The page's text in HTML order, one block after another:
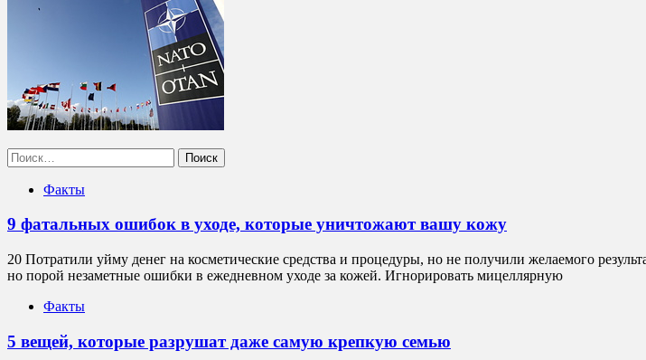
Найти:
Факты
9 фатальных ошибок в уходе, которые уничтожают вашу кожу
20 Потратили уйму денег на косметические средства и процедуры, но не получили желаемого
но порой незаметные ошибки в ежедневном уходе за кожей. Игнорировать мицеллярную
Факты
5 вещей, которые разрушат даже самую крепкую семью